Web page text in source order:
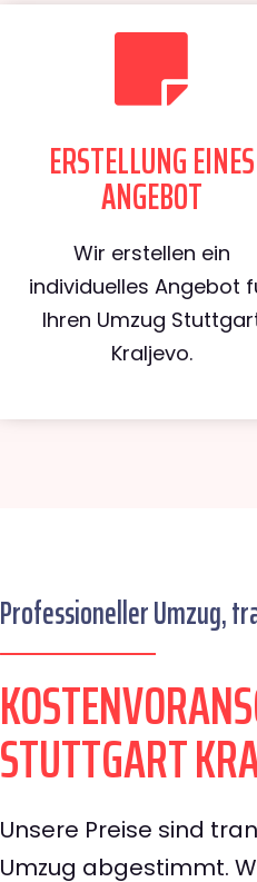
ERSTELLUNG EINES
ANGEBOT
Wir erstellen ein
individuelles Angebot
Ihren Umzug
Kraljevo.
Professioneller Umzug,
STUTTGART
Unsere Preise sind
Umzug abgestimmt.